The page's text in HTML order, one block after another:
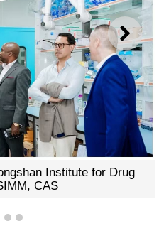
Institute for Drug
CAS
4 5